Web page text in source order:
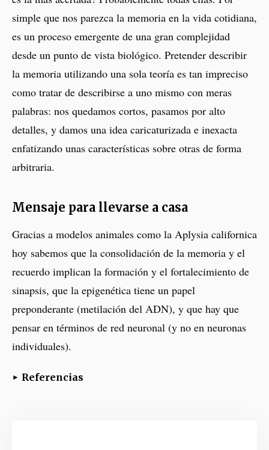
simple que nos parezca la memoria en la vida cotidiana,
es un proceso emergente de una gran complejidad
desde un punto de vista biológico. Pretender describir
la memoria utilizando una sola teoría es tan impreciso
como tratar de describirse a uno mismo con meras
palabras: nos quedamos cortos, pasamos por alto
detalles, y damos una idea caricaturizada e inexacta
enfatizando unas características sobre otras de forma
arbitraria.
Mensaje para llevarse a casa
Gracias a modelos animales como la Aplysia californica
hoy sabemos que la consolidación de la memoria y el
recuerdo implican la formación y el fortalecimiento de
sinapsis, que la epigenética tiene un papel
preponderante (metilación del ADN), y que hay que
pensar en términos de red neuronal (y no en neuronas
individuales).
Referencias